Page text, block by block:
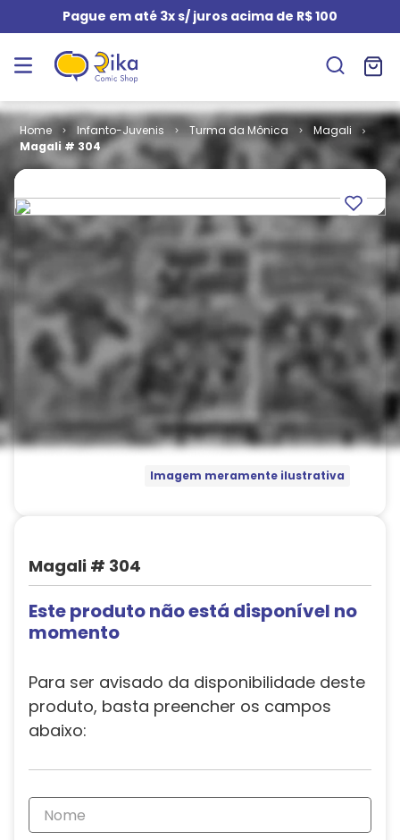
Pague em até 3x s/ juros acima de R$ 100
Infanto-Juvenis Turma da Mônica
Magali
Magali # 304
Imagem meramente ilustrativa
Magali # 304
Este produto não está disponível no
momento
Para ser avisado da disponibilidade deste
produto, basta preencher os campos
abaixo: